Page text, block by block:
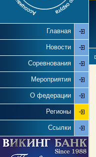
Главная
Новости
Соревнования
Мероприятия
О федерации
Регионы
Ссылки